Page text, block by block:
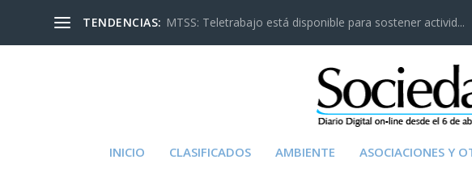
TENDENCIAS: MTSS: Teletrabajo está disponible para sostener activid...
INICIO CLASIFICADOS AMBIENTE ASOCIACIONES Y